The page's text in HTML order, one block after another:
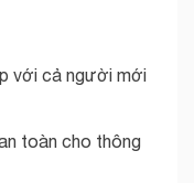
với cả người mới
toàn cho thông